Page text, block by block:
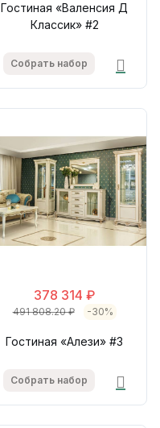
Гостиная «Валенсия Д
Классик» #2
Собрать набор
378 314 ₽
491 808.20 ₽ -30%
Гостиная «Алези» #3
Собрать набор